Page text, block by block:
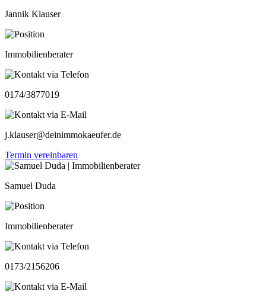
Jannik Klauser
Immobilienberater
0174/3877019
j.klauser@deinimmokaeufer.de
Termin vereinbaren
Samuel Duda
Immobilienberater
0173/2156206